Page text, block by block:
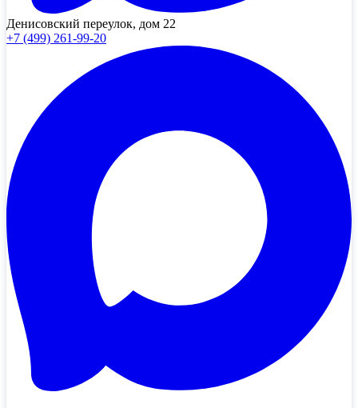
Денисовский переулок, дом 22
+7 (499) 261-99-20